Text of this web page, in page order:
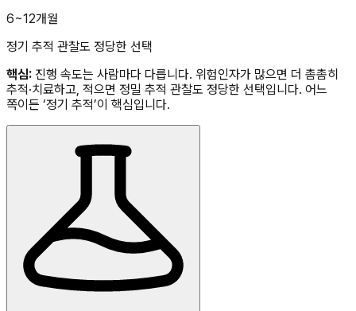
6~12개월
정기 추적 관찰도 정당한 선택
핵심: 진행 속도는 사람마다 다릅니다. 위험인자가 많으면 더 촘촘히
추적·치료하고, 적으면 정밀 추적 관찰도 정당한 선택입니다. 어느
쪽이든 ‘정기 추적’이 핵심입니다.